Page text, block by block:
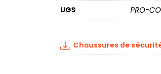
UGS PRO-
Chaussures de